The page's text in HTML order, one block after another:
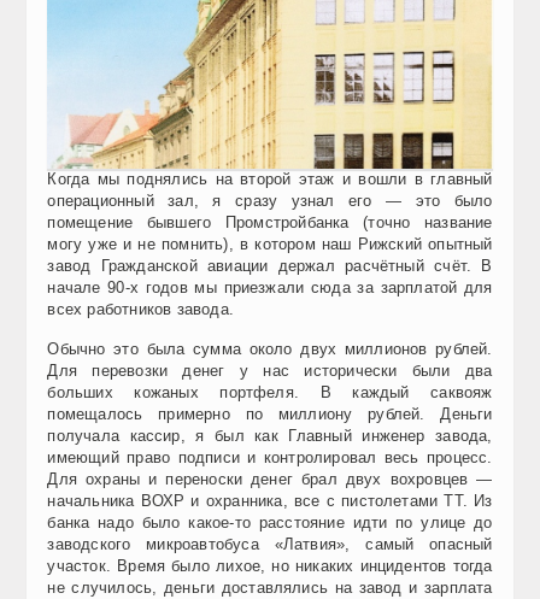
Когда мы поднялись на второй этаж и вошли в главный
операционный зал, я сразу узнал его — это было
помещение бывшего Промстройбанка (точно название
могу уже и не помнить), в котором наш Рижский опытный
завод Гражданской авиации держал расчётный счёт. В
начале 90-х годов мы приезжали сюда за зарплатой для
всех работников завода.
Обычно это была сумма около двух миллионов рублей.
Для перевозки денег у нас исторически были два
больших кожаных портфеля. В каждый саквояж
помещалось примерно по миллиону рублей. Деньги
получала кассир, я был как Главный инженер завода,
имеющий право подписи и контролировал весь процесс.
Для охраны и переноски денег брал двух вохровцев —
начальника ВОХР и охранника, все с пистолетами ТТ. Из
банка надо было какое-то расстояние идти по улице до
заводского микроавтобуса «Латвия», самый опасный
участок. Время было лихое, но никаких инцидентов тогда
не случилось, деньги доставлялись на завод и зарплата